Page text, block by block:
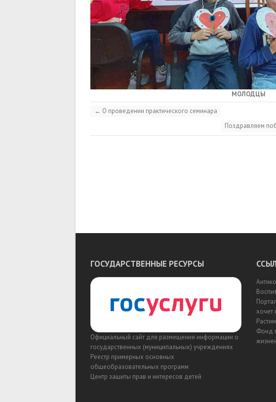
МОЛОДЦЫ
← О проведении практического семинара
Поздравляем
ГОСУДАРСТВЕННЫЕ РЕСУРСЫ
Официальный сайт для размещения информации о
государственных (муниципальных) учреждениях
Реестр примерных основных
общеобразовательных программ
Центр защиты прав и интересов детей
хочет
Фонд